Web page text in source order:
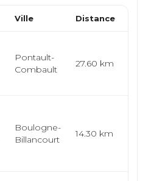
Ville Distance
Pontault-
Combault
27.60 km
Boulogne-
Billancourt
14.30 km